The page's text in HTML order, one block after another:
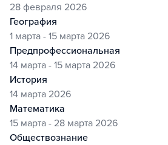
28 февраля 2026
география
1 марта - 15 марта 2026
предпрофессиональная
14 марта - 15 марта 2026
история
14 марта 2026
математика
15 марта - 28 марта 2026
обществознание